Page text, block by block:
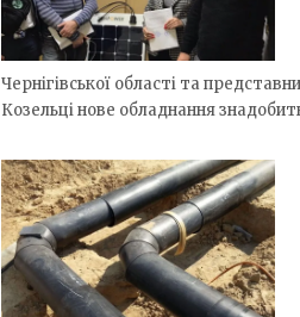
Чернігівської області та
Козельці нове обладнання